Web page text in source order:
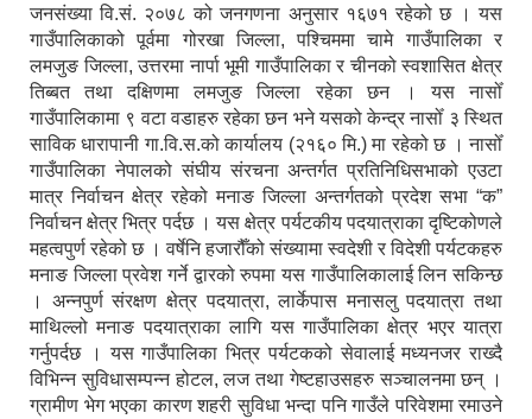
जनसंख्या वि.सं. २०७८ को जनगणना अनुसार १६७१ रहेको छ । यस
गाउँपालिकाको पूर्वमा गोरखा जिल्ला, पश्चिममा चामे गाउँपालिका र
लमजुङ जिल्ला, उत्तरमा नार्पा भूमी गाउँपालिका र चीनको स्वशासित क्षेत्र
तिब्बत तथा दक्षिणमा लमजुङ जिल्ला रहेका छन । यस नासोँ
गाउँपालिकामा ९ वटा वडाहरु रहेका छन भने यसको केन्द्र नासोँ ३ स्थित
साविक धारापानी गा.वि.स.को कार्यालय (२१६० मि.) मा रहेको छ । नासोँ
गाउँपालिका नेपालको संघीय संरचना अन्तर्गत प्रतिनिधिसभाको एउटा
मात्र निर्वाचन क्षेत्र रहेको मनाङ जिल्ला अन्तर्गतको प्रदेश सभा “क”
निर्वाचन क्षेत्र भित्र पर्दछ । यस क्षेत्र पर्यटकीय पदयात्राका दृष्टिकोणले
महत्वपुर्ण रहेको छ । वर्षेनि हजारौँको संख्यामा स्वदेशी र विदेशी पर्यटकहरु
मनाङ जिल्ला प्रवेश गर्ने द्वारको रुपमा यस गाउँपालिकालाई लिन सकिन्छ
। अन्नपुर्ण संरक्षण क्षेत्र पदयात्रा, लार्केपास मनासलु पदयात्रा तथा
माथिल्लो मनाङ पदयात्राका लागि यस गाउँपालिका क्षेत्र भएर यात्रा
गर्नुपर्दछ । यस गाउँपालिका भित्र पर्यटकको सेवालाई मध्यनजर राख्दै
विभिन्न सुविधासम्पन्न होटल, लज तथा गेष्टहाउसहरु सञ्चालनमा छन् ।
ग्रामीण भेग भएका कारण शहरी सुविधा भन्दा पनि गाउँले परिवेशमा रमाउने